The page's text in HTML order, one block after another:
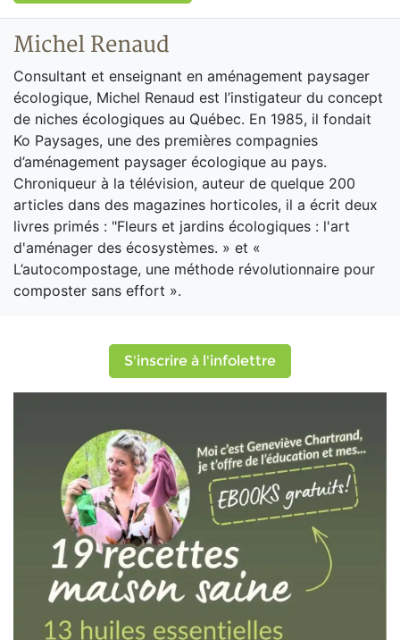
Michel Renaud
Consultant et enseignant en aménagement paysager
écologique, Michel Renaud est l’instigateur du concept
de niches écologiques au Québec. En 1985, il fondait
Ko Paysages, une des premières compagnies
d’aménagement paysager écologique au pays.
Chroniqueur à la télévision, auteur de quelque 200
articles dans des magazines horticoles, il a écrit deux
livres primés : "Fleurs et jardins écologiques : l'art
d'aménager des écosystèmes. » et «
L’autocompostage, une méthode révolutionnaire pour
composter sans effort ».
S'inscrire à l'infolettre